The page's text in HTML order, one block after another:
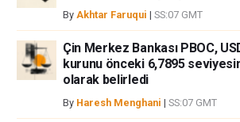
By Akhtar Faruqui | SS:07 GMT
Çin Merkez Bankası PBOC,
kurunu önceki 6,7895
olarak belirledi
By Haresh Menghani | SS:07 GMT